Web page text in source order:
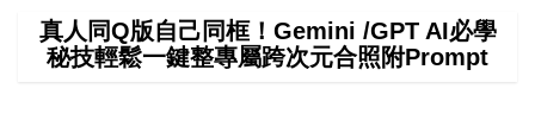
真人同Q版自己同框！Gemini /GPT AI必學
秘技輕鬆一鍵整專屬跨次元合照附Prompt